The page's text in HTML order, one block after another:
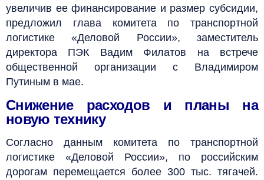
увеличив ее финансирование и размер субсидии,
предложил глава комитета по транспортной
логистике «Деловой России», заместитель
директора ПЭК Вадим Филатов на встрече
общественной организации с Владимиром
Путиным в мае.
Снижение расходов и планы на
новую технику
Согласно данным комитета по транспортной
логистике «Деловой России», по российским
дорогам перемещается более 300 тыс. тягачей.